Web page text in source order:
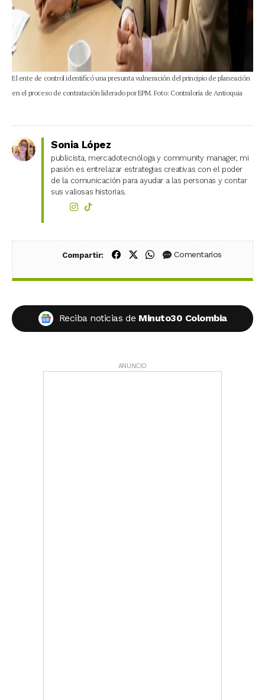
El ente de control identificó una presunta vulneración del principio de planeación
en el proceso de contratación liderado por EPM. Foto: Contraloría de Antioquia
Sonia López
publicista, mercadotecnóloga y community manager, mi
pasión es entrelazar estrategias creativas con el poder
de la comunicación para ayudar a las personas y contar
sus valiosas historias.
Compartir: Compartir en Facebook
Compartir en X (Twitter)
Compartir en WhatsApp
Comentarios
Reciba noticias de Minuto30 Colombia
ANUNCIO